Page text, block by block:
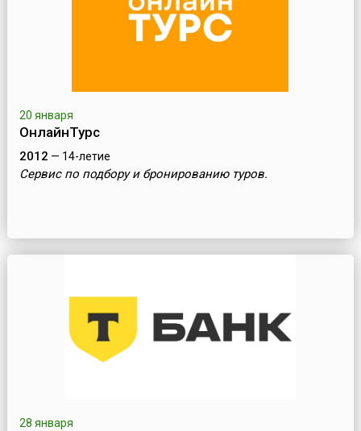
20 января
ОнлайнТурс
2012 — 14-летие
Сервис по подбору и бронированию туров.
28 января